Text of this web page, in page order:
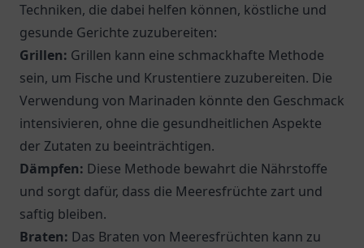
Techniken, die dabei helfen können, köstliche und
gesunde Gerichte zuzubereiten:
Grillen: Grillen kann eine schmackhafte Methode
sein, um Fische und Krustentiere zuzubereiten. Die
Verwendung von Marinaden könnte den Geschmack
intensivieren, ohne die gesundheitlichen Aspekte
der Zutaten zu beeinträchtigen.
Dämpfen: Diese Methode bewahrt die Nährstoffe
und sorgt dafür, dass die Meeresfrüchte zart und
saftig bleiben.
Braten: Das Braten von Meeresfrüchten kann zu